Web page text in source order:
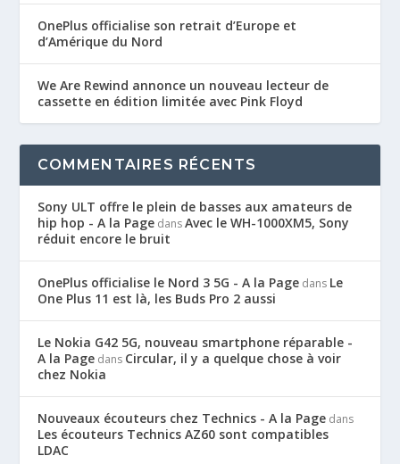
OnePlus officialise son retrait d’Europe et
d’Amérique du Nord
We Are Rewind annonce un nouveau lecteur de
cassette en édition limitée avec Pink Floyd
COMMENTAIRES RÉCENTS
Sony ULT offre le plein de basses aux amateurs de
hip hop - A la Page dansAvec le WH-1000XM5, Sony
réduit encore le bruit
OnePlus officialise le Nord 3 5G - A la Page dans Le
One Plus 11 est là, les Buds Pro 2 aussi
Le Nokia G42 5G, nouveau smartphone réparable -
A la Page dans Circular, il y a quelque chose à voir
chez Nokia
Nouveaux écouteurs chez Technics - A la Page dans
Les écouteurs Technics AZ60 sont compatibles
LDAC